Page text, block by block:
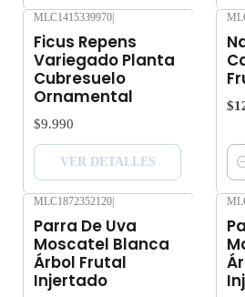
MLC1415339970
Ficus Repens
Variegado Planta
Cubresuelo
Ornamental
$9.990
VER DETALLES
MLC1872352120|
Parra De Uva
Moscatel Blanca
Árbol Frutal
Injertado